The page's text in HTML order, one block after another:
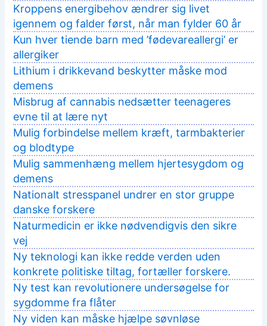
Kroppens energibehov ændrer sig livet
igennem og falder først, når man fylder 60 år
Kun hver tiende barn med ’fødevareallergi’ er
allergiker
Lithium i drikkevand beskytter måske mod
demens
Misbrug af cannabis nedsætter teenageres
evne til at lære nyt
Mulig forbindelse mellem kræft, tarmbakterier
og blodtype
Mulig sammenhæng mellem hjertesygdom og
demens
Nationalt stresspanel undrer en stor gruppe
danske forskere
Naturmedicin er ikke nødvendigvis den sikre
vej
Ny teknologi kan ikke redde verden uden
konkrete politiske tiltag, fortæller forskere.
Ny test kan revolutionere undersøgelse for
sygdomme fra flåter
Ny viden kan måske hjælpe søvnløse